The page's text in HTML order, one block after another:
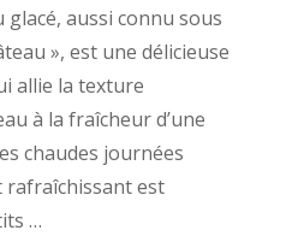
glacé, aussi connu sous
», est une délicieuse
allie la texture
à la fraîcheur d’une
chaudes journées
rafraîchissant est
…